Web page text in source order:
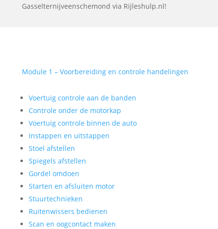
Gasselternijveenschemond via Rijleshulp.nl!
Module 1 – Voorbereiding en controle handelingen
Voertuig controle aan de banden
Controle onder de motorkap
Voertuig controle binnen de auto
Instappen en uitstappen
Stoel afstellen
Spiegels afstellen
Gordel omdoen
Starten en afsluiten motor
Stuurtechnieken
Ruitenwissers bedienen
Scan en oogcontact maken